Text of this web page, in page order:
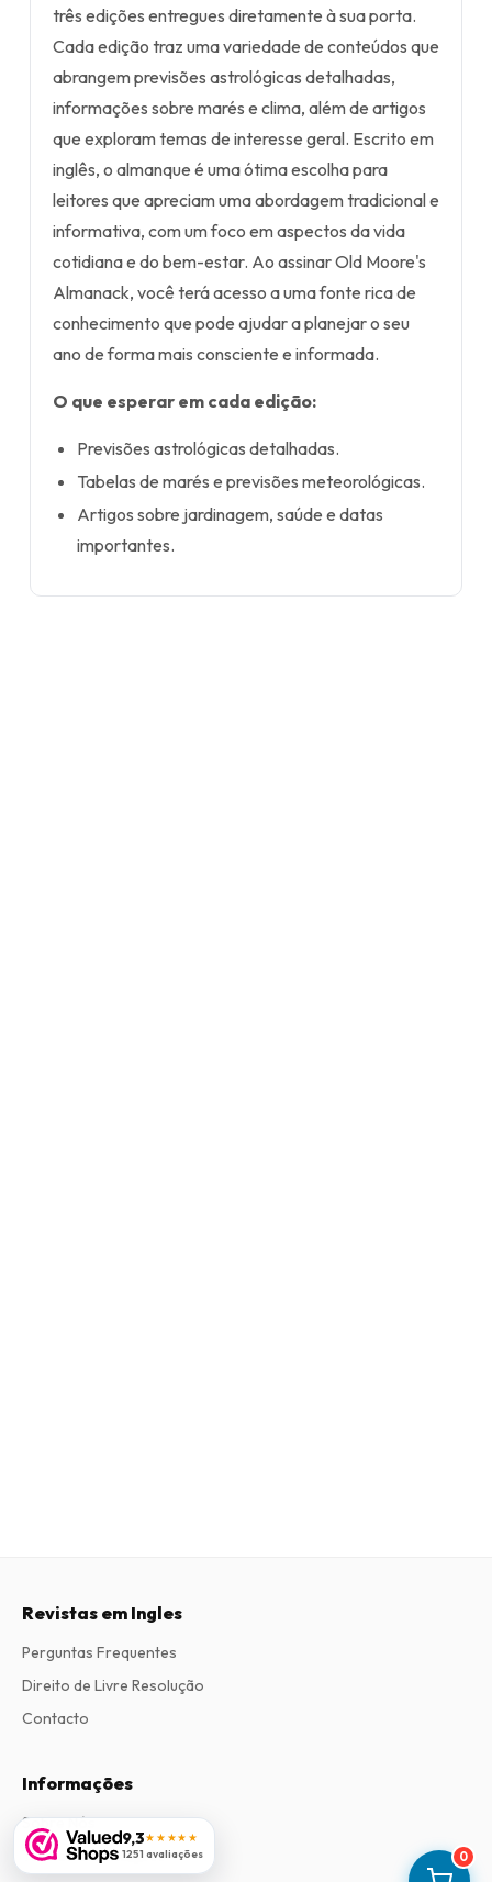
0
três edições entregues diretamente à sua porta.
Cada edição traz uma variedade de conteúdos que
abrangem previsões astrológicas detalhadas,
informações sobre marés e clima, além de artigos
que exploram temas de interesse geral. Escrito em
inglês, o almanque é uma ótima escolha para
leitores que apreciam uma abordagem tradicional e
informativa, com um foco em aspectos da vida
cotidiana e do bem-estar. Ao assinar Old Moore's
Almanack, você terá acesso a uma fonte rica de
conhecimento que pode ajudar a planejar o seu
ano de forma mais consciente e informada.
O que esperar em cada edição:
Previsões astrológicas detalhadas.
Tabelas de marés e previsões meteorológicas.
Artigos sobre jardinagem, saúde e datas
importantes.
9,3★★★★★
1251 avaliações
Revistas em Ingles
Perguntas Frequentes
Direito de Livre Resolução
Contacto
Informações
Sobre Nós
Termos e Condições